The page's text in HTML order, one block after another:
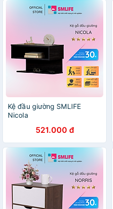
Kệ đầu giường SMLIFE
Nicola
521.000 đ